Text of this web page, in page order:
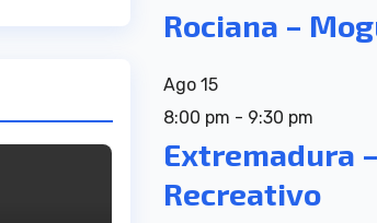
Rociana –
Ago 15
8:00 pm - 9:30 pm
Extremadura –
Recreativo